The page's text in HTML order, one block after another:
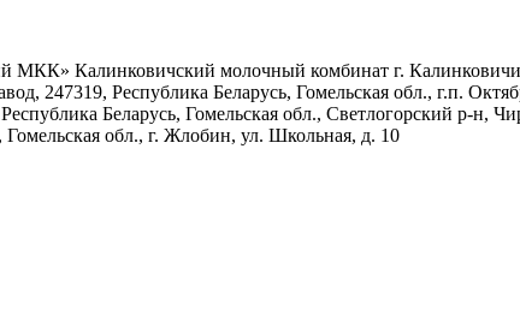
МКК» Калинковичский молочный комбинат г.
247319, Республика Беларусь, Гомельская обл., г.п.
Беларусь, Гомельская обл., Светлогорский р-
обл., г. Жлобин, ул. Школьная, д. 10